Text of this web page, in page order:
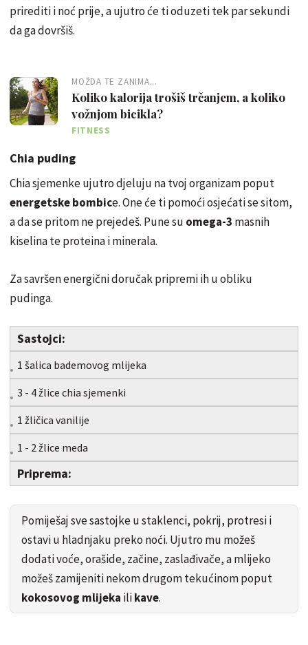
prirediti i noć prije, a ujutro će ti oduzeti tek par sekundi
da ga dovršiš.
MOŽDA TE ZANIMA...
Koliko kalorija trošiš trčanjem, a koliko
vožnjom bicikla?
FITNESS
Chia puding
Chia sjemenke ujutro djeluju na tvoj organizam poput
energetske bombice. One će ti pomoći osjećati se sitom,
a da se pritom ne prejedeš. Pune su omega-3 masnih
kiselina te proteina i minerala.
Za savršen energični doručak pripremi ih u obliku
pudinga.
Sastojci:
1 šalica bademovog mlijeka
3 - 4 žlice chia sjemenki
1 žličica vanilije
1 - 2 žlice meda
Priprema:
Pomiješaj sve sastojke u staklenci, pokrij, protresi i
ostavi u hladnjaku preko noći. Ujutro mu možeš
dodati voće, orašide, začine, zaslađivače, a mlijeko
možeš zamijeniti nekom drugom tekućinom poput
kokosovog mlijeka ilikave.